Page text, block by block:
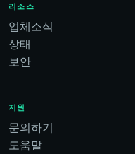
리소스
업체소식
상태
보안
지원
문의하기
도움말